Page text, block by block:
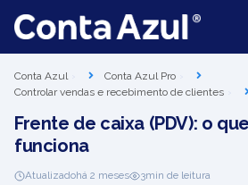
Conta Azul
Conta Azul Pro
Controlar vendas e recebimento de clientes
Frente de caixa (PDV): o
funciona
Atualizadohá 2 meses 3min de leitura